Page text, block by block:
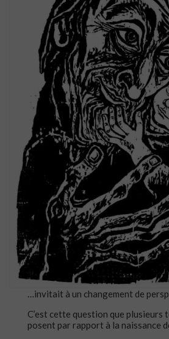
…invitait à un changement de
C’est cette question que plusieurs
posent par rapport à la naissance